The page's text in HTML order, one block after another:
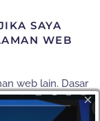
SAYA
WEB
web lain. Dasar
sahaja. Perlu
dalam pautan
×